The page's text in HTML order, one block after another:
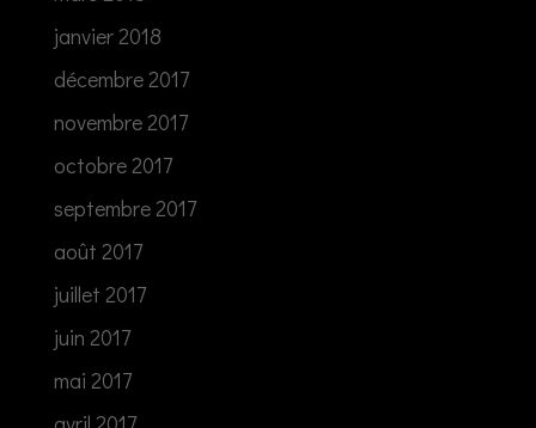
janvier 2018
décembre 2017
novembre 2017
octobre 2017
septembre 2017
août 2017
juillet 2017
juin 2017
mai 2017